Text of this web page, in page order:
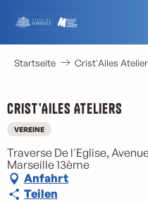
contenu
principal
Startseite Crist'Ailes
Crist'Ailes Ateliers
VEREINE
Traverse De l'Eglise,
Marseille 13ème
Anfahrt
Teilen